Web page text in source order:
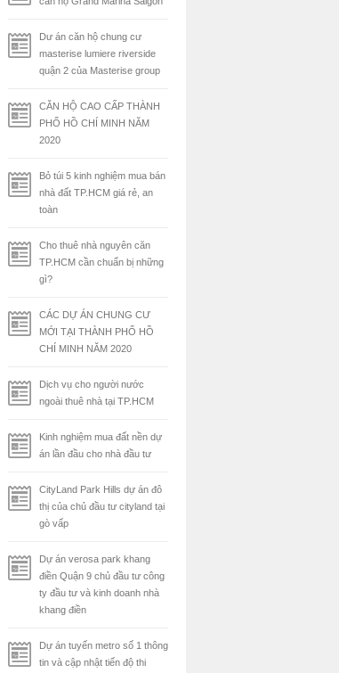
Dư án căn hộ chung cư
masterise lumiere riverside
quận 2 của Masterise group
CĂN HỘ CAO CẤP THÀNH
PHỐ HỒ CHÍ MINH NĂM
2020
Bỏ túi 5 kinh nghiệm mua bán
nhà đất TP.HCM giá rẻ, an
toàn
Cho thuê nhà nguyên căn
TP.HCM cần chuẩn bị những
gì?
CÁC DỰ ÁN CHUNG CƯ
MỚI TẠI THÀNH PHỐ HỒ
CHÍ MINH NĂM 2020
Dịch vụ cho người nước
ngoài thuê nhà tại TP.HCM
Kinh nghiệm mua đất nền dự
án lần đầu cho nhà đầu tư
CityLand Park Hills dự án đô
thị của chủ đầu tư cityland tại
gò vấp
Dự án verosa park khang
điền Quận 9 chủ đầu tư công
ty đầu tư và kinh doanh nhà
khang điền
Dự án tuyến metro số 1 thông
tin và cập nhật tiến độ thi